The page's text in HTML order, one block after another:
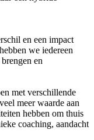
en een impact
we iedereen
en
met verschillende
meer waarde aan
hebben om thuis
coaching, aandacht